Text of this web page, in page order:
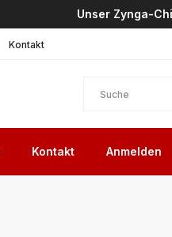
Unser Zynga-
Kontakt
Kontakt Anmelden